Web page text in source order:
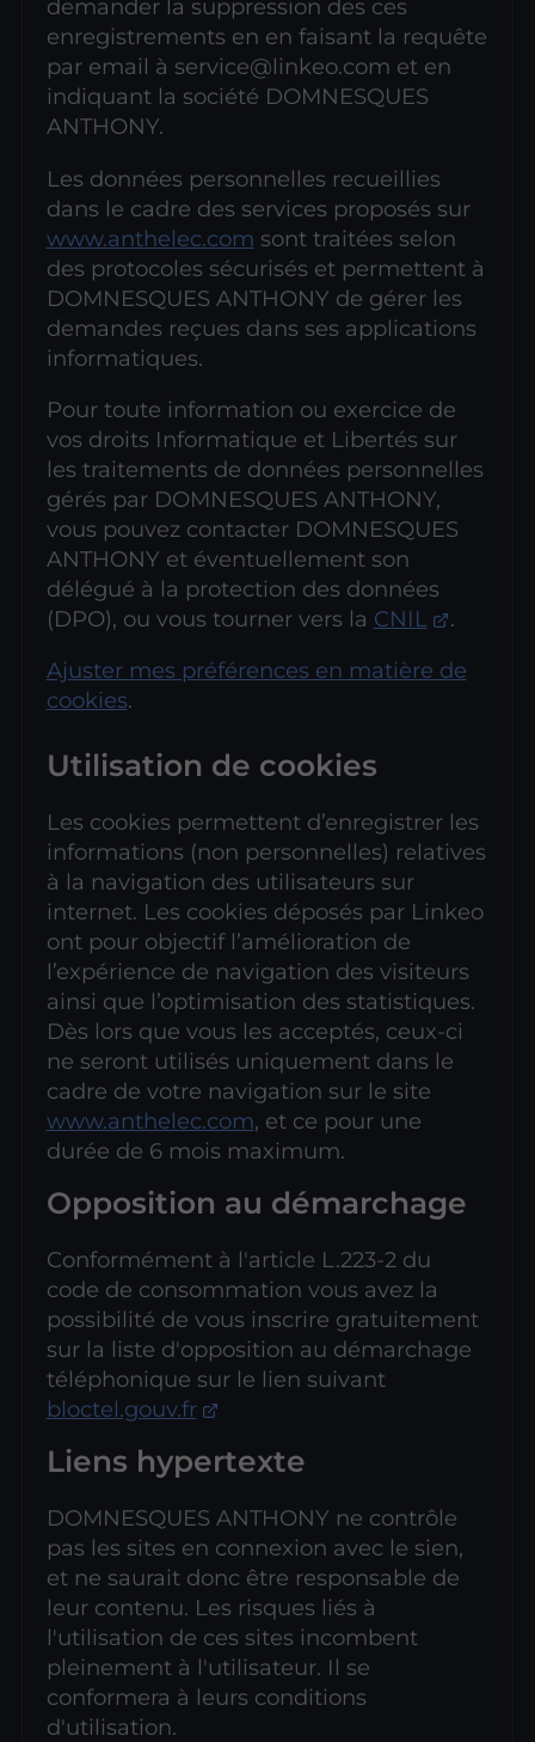
demander la suppression des ces
enregistrements en en faisant la requête
par email à service@linkeo.com et en
indiquant la société DOMNESQUES
ANTHONY.
Les données personnelles recueillies
dans le cadre des services proposés sur
www.anthelec.com sont traitées selon
des protocoles sécurisés et permettent à
DOMNESQUES ANTHONY de gérer les
demandes reçues dans ses applications
informatiques.
Pour toute information ou exercice de
vos droits Informatique et Libertés sur
les traitements de données personnelles
gérés par DOMNESQUES ANTHONY,
vous pouvez contacter DOMNESQUES
ANTHONY et éventuellement son
délégué à la protection des données
(DPO), ou vous tourner vers la CNIL
.
Ajuster mes préférences en matière de
cookies.
Utilisation de cookies
Les cookies permettent d’enregistrer les
informations (non personnelles) relatives
à la navigation des utilisateurs sur
internet. Les cookies déposés par Linkeo
ont pour objectif l’amélioration de
l’expérience de navigation des visiteurs
ainsi que l’optimisation des statistiques.
Dès lors que vous les acceptés, ceux-ci
ne seront utilisés uniquement dans le
cadre de votre navigation sur le site
www.anthelec.com, et ce pour une
durée de 6 mois maximum.
Opposition au démarchage
Conformément à l'article L.223-2 du
code de consommation vous avez la
possibilité de vous inscrire gratuitement
sur la liste d'opposition au démarchage
téléphonique sur le lien suivant
bloctel.gouv.fr
Liens hypertexte
DOMNESQUES ANTHONY ne contrôle
pas les sites en connexion avec le sien,
et ne saurait donc être responsable de
leur contenu. Les risques liés à
l'utilisation de ces sites incombent
pleinement à l'utilisateur. Il se
conformera à leurs conditions
d'utilisation.